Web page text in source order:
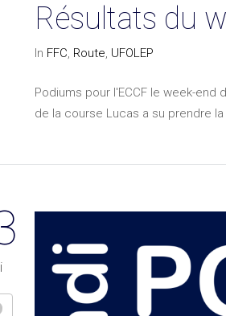
Résultats du
In FFC, Route, UFOLEP
Podiums pour l'ECCF le week-
de la course Lucas a su prendre